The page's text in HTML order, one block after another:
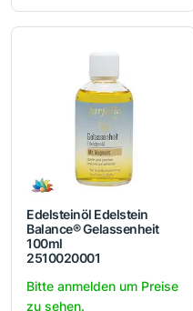
Edelsteinöl Edelstein
Balance® Gelassenheit
100ml
2510020001
Bitte anmelden um Preise
zu sehen.